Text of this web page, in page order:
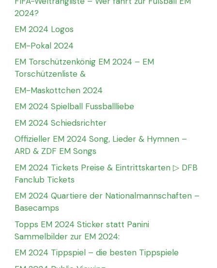
2024?
EM 2024 Logos
EM-Pokal 2024
EM Torschützenkönig EM 2024 – EM
Torschützenliste &
EM-Maskottchen 2024
EM 2024 Spielball Fussballliebe
EM 2024 Schiedsrichter
Offizieller EM 2024 Song, Lieder & Hymnen –
ARD & ZDF EM Songs
EM 2024 Tickets Preise & Eintrittskarten ▷ DFB
Fanclub Tickets
EM 2024 Quartiere der Nationalmannschaften –
Basecamps
Topps EM 2024 Sticker statt Panini
Sammelbilder zur EM 2024:
EM 2024 Tippspiel – die besten Tippspiele